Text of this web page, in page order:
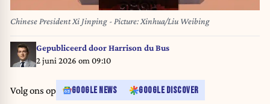
Chinese President Xi Jinping - Picture: Xinhua/Liu Weibing
Gepubliceerd doorHarrison du Bus
2 juni 2026 om 09:10
Volg ons op GOOGLE NEWS GOOGLE DISCOVER